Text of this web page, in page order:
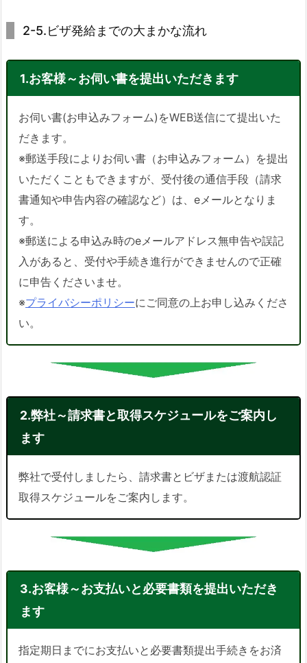
2-5.ビザ発給までの大まかな流れ
1.お客様～お伺い書を提出いただきます
お伺い書(お申込みフォーム)をWEB送信にて提出いた
だきます。
※郵送手段によりお伺い書（お申込みフォーム）を提出
いただくこともできますが、受付後の通信手段（請求
書通知や申告内容の確認など）は、eメールとなりま
す。
※郵送による申込み時のeメールアドレス無申告や誤記
入があると、受付や手続き進行ができませんので正確
に申告くださいませ。
※プライバシーポリシーにご同意の上お申し込みくださ
い。
2.弊社～請求書と取得スケジュールをご案内し
ます
弊社で受付しましたら、請求書とビザまたは渡航認証
取得スケジュールをご案内します。
3.お客様～お支払いと必要書類を提出いただき
ます
指定期日までにお支払いと必要書類提出手続きをお済